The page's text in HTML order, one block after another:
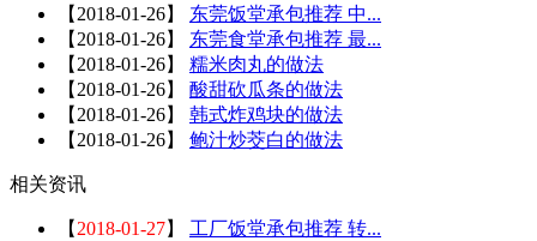
【 2018-01-26】 东莞饭堂承包推荐 中...
【 2018-01-26】 东莞食堂承包推荐 最...
【 2018-01-26】 糯米肉丸的做法
【 2018-01-26】 酸甜砍瓜条的做法
【 2018-01-26】 韩式炸鸡块的做法
【 2018-01-26】 鲍汁炒茭白的做法
相关资讯
【 2018-01-27】 工厂饭堂承包推荐 转...